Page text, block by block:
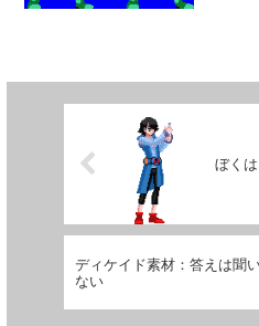
ぼく
ディケイド素材：答えは聞
ない